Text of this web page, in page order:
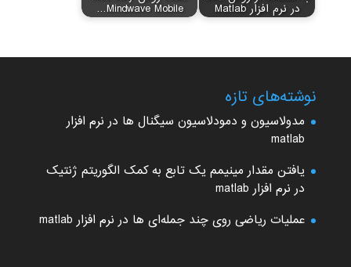
در نرم افزار Matlab Mindwave Mobile…
نوشته‌های تازه
مدولاسیون و دمودلاسیون سیگنال ها در نرم افزار
matlab
یافتن مقدار مینیمم یک تابع به کمک الگوریتم ژنتیک
در نرم افزار matlab
عملیات ریاضی روی چند جمله‌ای ها در نرم افزار matlab